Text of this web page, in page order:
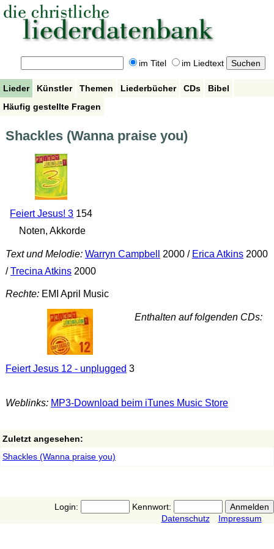
im Titel im Liedtext
Lieder Künstler Themen Liederbücher CDs
Bibel
Häufig gestellte Fragen
Shackles (Wanna praise you)
Feiert Jesus! 3 154
Noten, Akkorde
Text und Melodie: Warryn Campbell 2000 / Erica Atkins2000
/Trecina Atkins2000
Rechte:EMI April Music
Enthalten auf folgenden CDs:
Feiert Jesus 12 - unplugged 3
Weblinks: MP3-Download beim iTunes Music Store
Zuletzt angesehen:
Shackles (Wanna praise you)
Login:
Kennwort:
Datenschutz
Impressum